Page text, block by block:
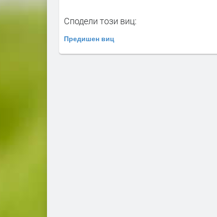
Сподели този виц:
Предишен виц